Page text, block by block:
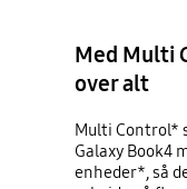
Med Multi
over alt
Multi Control*
Galaxy Book4
enheder*, så